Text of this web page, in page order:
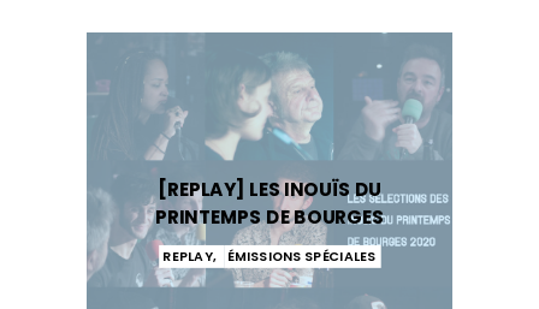
[REPLAY] LES INOUÏS DU
PRINTEMPS DE BOURGES
REPLAY, ÉMISSIONS SPÉCIALES